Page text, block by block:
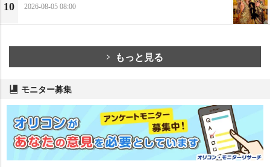
10 2026-08-05 08:00
もっと見る
モニター募集